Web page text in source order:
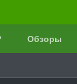
Обзоры